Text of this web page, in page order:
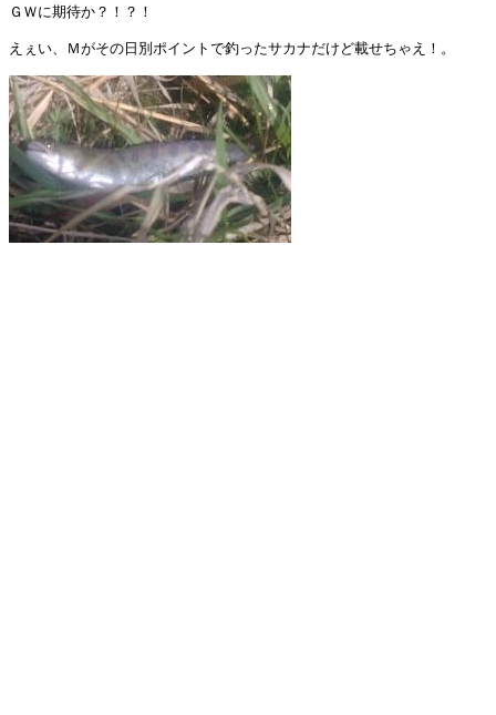
ＧＷに期待か？！？！
えぇい、Ｍがその日別ポイントで釣ったサカナだけど載せちゃえ！。